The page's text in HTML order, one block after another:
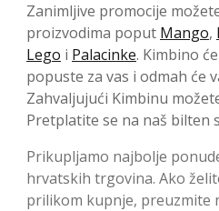
Zanimljive promocije
proizvodima poput Mango,
Lego i Palacinke. Kimbino
popuste za vas i odmah će
Zahvaljujući Kimbinu
Pretplatite se na naš bilten
Prikupljamo najbolje
hrvatskih trgovina. Ako
prilikom kupnje, preuzmite